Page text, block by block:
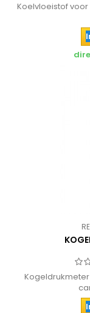
Koelvloeistof